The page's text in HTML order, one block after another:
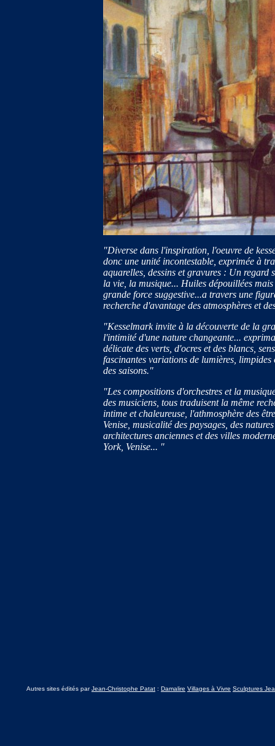
"Diverse dans l'inspiration, l'oeuvre de
donc une unité incontestable, exprimée à
aquarelles, dessins et gravures : Un regard
la vie, la musique... Huiles dépouillées
grande force suggestive...a travers une
recherche d'avantage des atmosphères et
"Kesselmark invite à la découverte de la
l'intimité d'une nature changeante...
délicate des verts, d'ocres et des blancs,
fascinantes variations de lumières, limpides
des saisons."
"Les compositions d'orchestres et la
des musiciens, tous traduisent la même
intime et chaleureuse, l'athmosphère des
Venise, musicalité des paysages, des
architectures anciennes et des villes
York, Venise... "
Autres sites édités parJean-Christophe Patat : Damalire Villages à Vivre Sculptures